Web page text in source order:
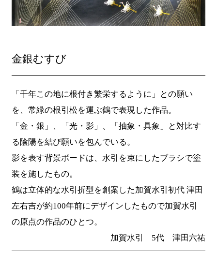
金銀むすび
「千年この地に根付き繁栄するように」との願い
を、常緑の根引松を運ぶ鶴で表現した作品。
「金・銀」、「光・影」、「抽象・具象」と対比す
る陰陽を結び願いを包んでいる。
影を表す背景ボードは、水引を束にしたブラシで塗
装を施したもの。
鶴は立体的な水引折型を創案した加賀水引初代 津田
左右吉が約100年前にデザインしたもので加賀水引
の原点の作品のひとつ。
加賀水引 5代 津田六祐